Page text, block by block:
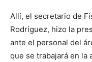
Allí, el secretario de
Rodríguez, hizo la
ante el personal del
que se trabajará en la